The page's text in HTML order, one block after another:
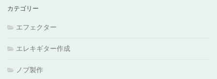
カテゴリー
エフェクター
エレキギター作成
ノブ製作